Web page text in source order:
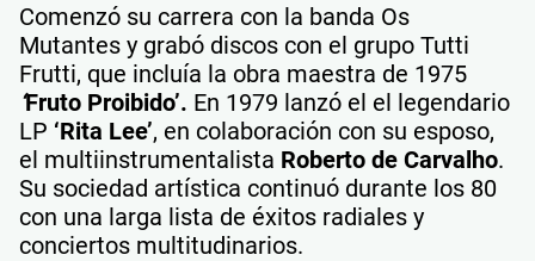
Comenzó su carrera con la banda Os
Mutantes y grabó discos con el grupo Tutti
Frutti, que incluía la obra maestra de 1975
‘Fruto Proibido’. En 1979 lanzó el el legendario
LP ‘Rita Lee’, en colaboración con su esposo,
el multiinstrumentalista Roberto de Carvalho.
Su sociedad artística continuó durante los 80
con una larga lista de éxitos radiales y
conciertos multitudinarios.